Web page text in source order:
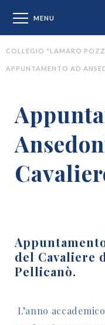
MENU
COLLEGIO "LAMARO
APPUNTAMENTO AD
del Cavaliere
Pellicanò.
L’anno